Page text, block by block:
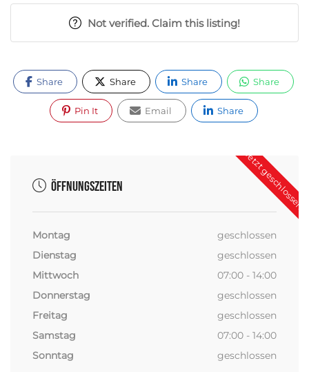
Not verified. Claim this listing!
Share Share Share Share
Pin It Email Share
Jetzt geschlossen
Öffnungszeiten
Montag
geschlossen
Dienstag
geschlossen
Mittwoch
07:00 - 14:00
Donnerstag
geschlossen
Freitag
geschlossen
Samstag
07:00 - 14:00
Sonntag
geschlossen